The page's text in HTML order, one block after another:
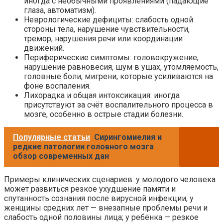
глаза, автоматизм).
Неврологические дефициты: слабость одной
стороны тела, нарушение чувствительности,
тремор, нарушения речи или координации
движений.
Периферические симптомы: головокружение,
нарушение равновесия, шум в ушах, утомляемость,
головные боли, мигрени, которые усиливаются на
фоне воспаления.
Лихорадка и общая интоксикация: иногда
присутствуют за счёт воспалительного процесса в
мозге, особенно в острые стадии болезни.
Популярные статьи Сирингомиелия и
редкие патологии головного мозга
обзор современных дан
Примеры клинических сценариев: у молодого человека
может развиться резкое ухудшение памяти и
спутанность сознания после вирусной инфекции; у
женщины средних лет — внезапные проблемы речи и
слабость одной половины лица; у ребёнка — резкое